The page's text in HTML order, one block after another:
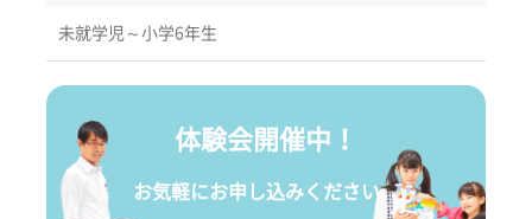
未就学児～小学6年生
体験会開催中！
お気軽にお申し込みください。